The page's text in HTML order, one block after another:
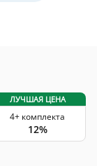
ЛУЧШАЯ ЦЕНА
4+ комплекта
12%